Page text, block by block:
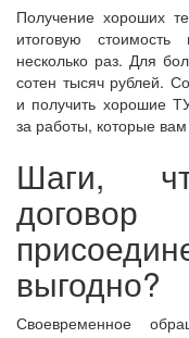
Получение хороших
итоговую
несколько раз. Для
сотен тысяч рублей.
и получить хорошие
за работы, которые
Шаги,
договор
выгодно?
Своевременное